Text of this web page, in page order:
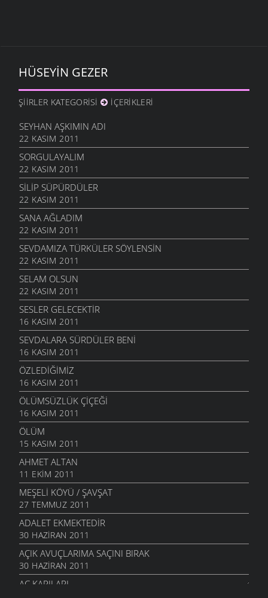
HÜSEYIN GEZER
ŞIIRLER KATEGORISI İÇERIKLERI
SEYHAN AŞKIMIN ADI
22 KASIM 2011
SORGULAYALIM
22 KASIM 2011
SILIP SÜPÜRDÜLER
22 KASIM 2011
SANA AĞLADIM
22 KASIM 2011
SEVDAMIZA TÜRKÜLER SÖYLENSIN
22 KASIM 2011
SELAM OLSUN
22 KASIM 2011
SESLER GELECEKTIR
16 KASIM 2011
SEVDALARA SÜRDÜLER BENI
16 KASIM 2011
ÖZLEDIĞIMIZ
16 KASIM 2011
ÖLÜMSÜZLÜK ÇIÇEĞI
16 KASIM 2011
ÖLÜM
15 KASIM 2011
AHMET ALTAN
11 EKIM 2011
MEŞELI KÖYÜ / ŞAVŞAT
27 TEMMUZ 2011
ADALET EKMEKTEDIR
30 HAZIRAN 2011
AÇIK AVUÇLARIMA SAÇINI BIRAK
30 HAZIRAN 2011
AÇ KAPILARI